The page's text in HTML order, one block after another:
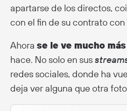
apartarse de los directos,
con el fin de su contrato con
Ahora se le ve mucho
hace. No solo en sus
redes sociales, donde ha
deja ver alguna que otra